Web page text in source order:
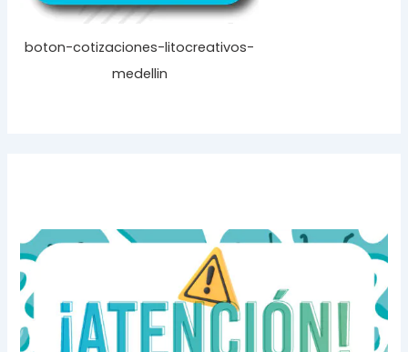
boton-cotizaciones-litocreativos-
medellin